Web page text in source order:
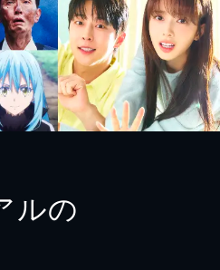
ルの